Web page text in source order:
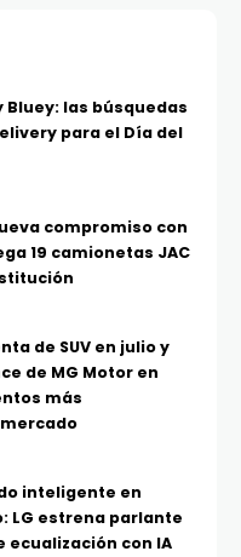
Bluey: las búsquedas
para el Día del
compromiso con
19 camionetas JAC
de SUV en julio y
de MG Motor en
más
inteligente en
LG estrena parlante
ecualización con IA